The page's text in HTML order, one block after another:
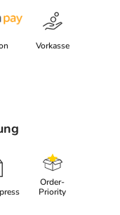
Vorkasse
Order-
Priority